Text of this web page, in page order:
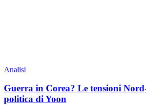
Analisi
Guerra in Corea? Le tensioni
politica di Yoon